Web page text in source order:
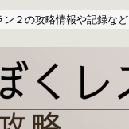
ン２の攻略情報や記録など